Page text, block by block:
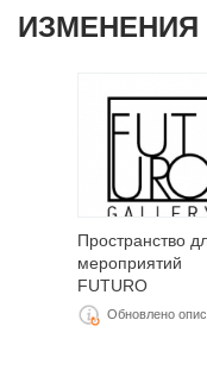
ИЗМЕНЕНИЯ
Пространство
мероприятий
FUTURO
Обновлено